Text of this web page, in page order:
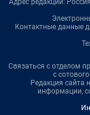
Контактные данные
Связаться с отделом
с
Редакция сайта
информации,